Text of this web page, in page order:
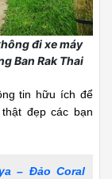
Thái Lan,
mỳ Tom